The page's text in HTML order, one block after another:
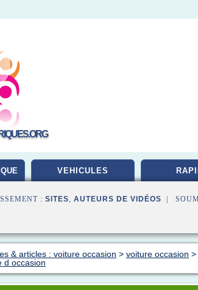
VEHICULES
: SITES, AUTEURS DE VIDÉOS |
& articles : voiture occasion > voiture occasion >
d occasion